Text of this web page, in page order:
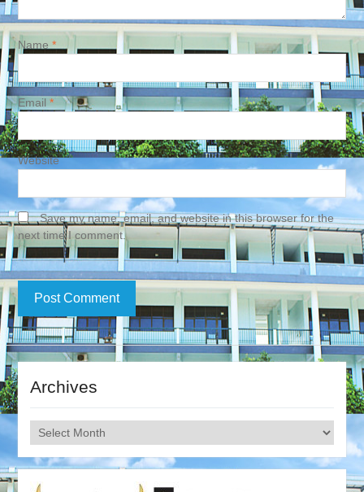
Name*
Email *
Website
Save my name, email, and website in this browser for the
next time I comment.
Archives
Archives